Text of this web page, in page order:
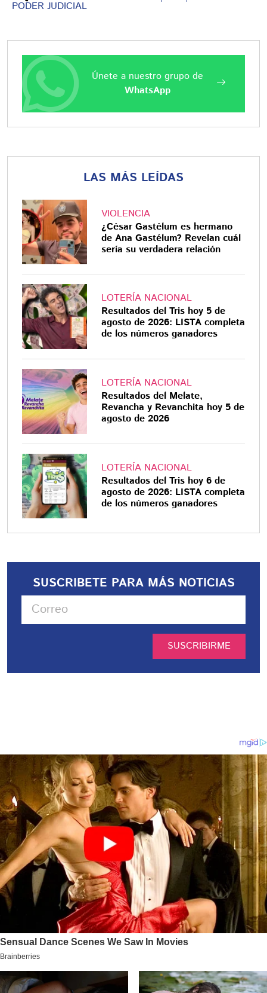
PODER JUDICIAL
Únete a nuestro grupo de
WhatsApp
LAS MÁS LEÍDAS
VIOLENCIA
¿César Gastélum es hermano
de Ana Gastélum? Revelan cuál
sería su verdadera relación
LOTERÍA NACIONAL
Resultados del Tris hoy 5 de
agosto de 2026: LISTA completa
de los números ganadores
LOTERÍA NACIONAL
Resultados del Melate,
Revancha y Revanchita hoy 5 de
agosto de 2026
LOTERÍA NACIONAL
Resultados del Tris hoy 6 de
agosto de 2026: LISTA completa
de los números ganadores
SUSCRIBETE PARA MÁS NOTICIAS
SUSCRIBIRME